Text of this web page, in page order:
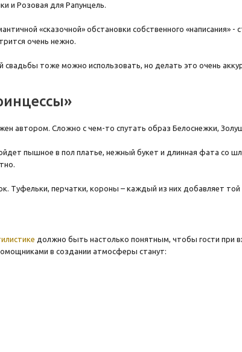
и Розовая для Рапунцель.
«сказочной» обстановки собственного «написания»
очень нежно.
тоже можно использовать, но делать это очень
автором. Сложно с чем-то спутать образ Белоснежки,
пышное в пол платье, нежный букет и длинная фата со
Туфельки, перчатки, короны – каждый из них добавляет
должно быть настолько понятным, чтобы гости при
в создании атмосферы станут: